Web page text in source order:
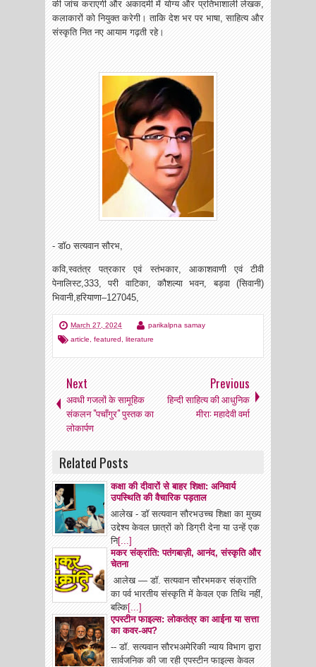
की जांच कराएगी और अकादमी में योग्य और प्रतिभाशाली लेखक,
कलाकारों को नियुक्त करेगी। ताकि देश भर पर भाषा, साहित्य और
संस्कृति नित नए आयाम गढ़ती रहे।
- डॉo सत्यवान सौरभ,
कवि,स्वतंत्र पत्रकार एवं स्तंभकार, आकाशवाणी एवं टीवी
पेनालिस्ट,333, परी वाटिका, कौशल्या भवन, बड़वा (सिवानी)
भिवानी,हरियाणा–127045,
March 27, 2024
parikalpna samay
article
featured literature
Next
अवधी गजलों के सामूहिक
संकलन "पचाँगुर" पुस्तक का
लोकार्पण
Previous
हिन्दी साहित्य की आधुनिक
मीरा: महादेवी वर्मा
Related Posts
कक्षा की दीवारों से बाहर शिक्षा: अनिवार्य
उपस्थिति की वैचारिक पड़ताल
आलेख - डॉ सत्यवान सौरभउच्च शिक्षा का मुख्य
उद्देश्य केवल छात्रों को डिग्री देना या उन्हें एक
नि[...]
मकर संक्रांति: पतंगबाज़ी, आनंद, संस्कृति और
चेतना
आलेख — डॉ. सत्यवान सौरभमकर संक्रांति
का पर्व भारतीय संस्कृति में केवल एक तिथि नहीं,
बल्कि[...]
एपस्टीन फाइल्स: लोकतंत्र का आईना या सत्ता
का कवर-अप?
-- डॉ. सत्यवान सौरभअमेरिकी न्याय विभाग द्वारा
सार्वजनिक की जा रही एपस्टीन फाइल्स केवल